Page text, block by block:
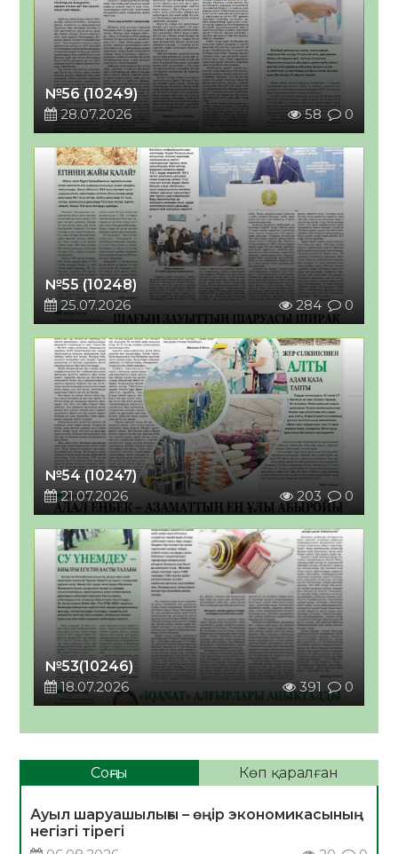
№56 (10249)
28.07.2026
58 0
№55 (10248)
25.07.2026
284 0
№54 (10247)
21.07.2026
203 0
№53(10246)
18.07.2026
391 0
Соңғы Көп қаралған
Ауыл шаруашылығы – өңір экономикасының
негізгі тірегі